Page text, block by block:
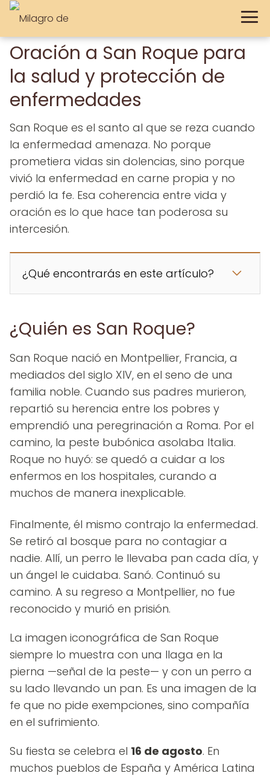
Oración a San Roque para
la salud y protección de
enfermedades
San Roque es el santo al que se reza cuando
la enfermedad amenaza. No porque
prometiera vidas sin dolencias, sino porque
vivió la enfermedad en carne propia y no
perdió la fe. Esa coherencia entre vida y
oración es lo que hace tan poderosa su
intercesión.
¿Qué encontrarás en este artículo?
¿Quién es San Roque?
San Roque nació en Montpellier, Francia, a
mediados del siglo XIV, en el seno de una
familia noble. Cuando sus padres murieron,
repartió su herencia entre los pobres y
emprendió una peregrinación a Roma. Por el
camino, la peste bubónica asolaba Italia.
Roque no huyó: se quedó a cuidar a los
enfermos en los hospitales, curando a
muchos de manera inexplicable.
Finalmente, él mismo contrajo la enfermedad.
Se retiró al bosque para no contagiar a
nadie. Allí, un perro le llevaba pan cada día, y
un ángel le cuidaba. Sanó. Continuó su
camino. A su regreso a Montpellier, no fue
reconocido y murió en prisión.
La imagen iconográfica de San Roque
siempre lo muestra con una llaga en la
pierna —señal de la peste— y con un perro a
su lado llevando un pan. Es una imagen de la
fe que no pide exempciones, sino compañía
en el sufrimiento.
Su fiesta se celebra el 16 de agosto. En
muchos pueblos de España y América Latina